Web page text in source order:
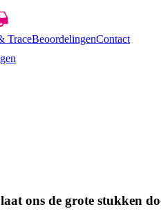
TraceBeoordelingenContact
ons de grote stukken